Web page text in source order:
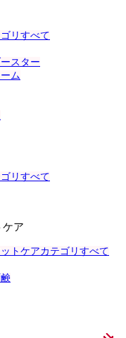
リすべて
スター
ム
リすべて
ケア
トケアカテゴリすべて